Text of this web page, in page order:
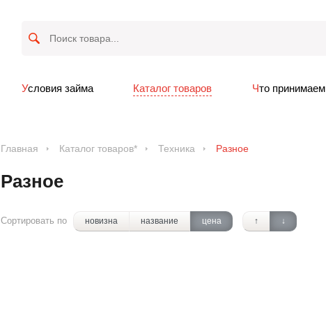
Условия займа Каталог товаров Что принимаем
Главная Каталог товаров* Техника Разное
Разное
Сортировать по новизна название цена ↑ ↓